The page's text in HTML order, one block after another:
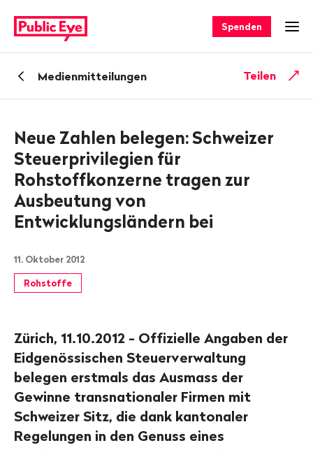
auf
publiceye.ch
Spenden
ZurückMedienmitteilungen Teilen
Neue Zahlen belegen: Schweizer
Steuerprivilegien für
Rohstoffkonzerne tragen zur
Ausbeutung von
Entwicklungsländern bei
11. Oktober 2012
Rohstoffe
Zürich, 11.10.2012 - Offizielle Angaben der
Eidgenössischen Steuerverwaltung
belegen erstmals das Ausmass der
Gewinne transnationaler Firmen mit
Schweizer Sitz, die dank kantonaler
Regelungen in den Genuss eines